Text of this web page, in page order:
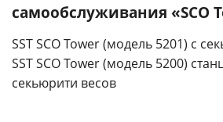
самообслуживания «SCO
SST SCO Tower (модель 5201) с
SST SCO Tower (модель 5200)
секьюрити весов